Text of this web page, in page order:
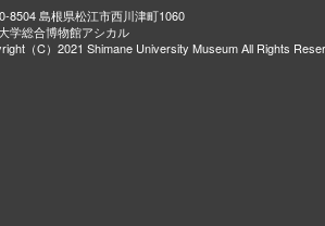
8504 島根県松江市西川津町1060
学総合博物館アシカル
（C）2021 Shimane University Museum All Rights